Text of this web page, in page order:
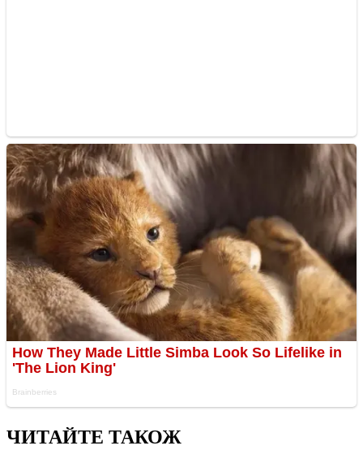
ЧИТАЙТЕ ТАКОЖ